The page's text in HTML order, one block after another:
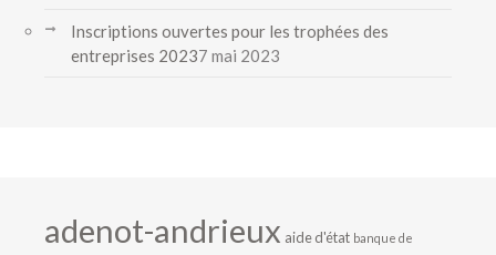
Inscriptions ouvertes pour les trophées des
entreprises 20237 mai 2023
adenot-andrieux aide d'état banque de